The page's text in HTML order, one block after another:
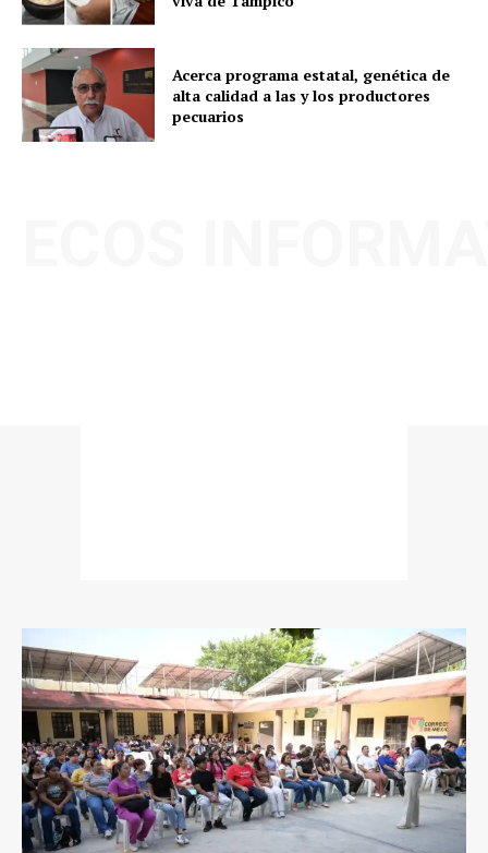
Acerca programa estatal, genética de
alta calidad a las y los productores
pecuarios